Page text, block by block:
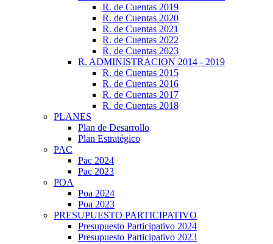
R. de Cuentas 2019
R. de Cuentas 2020
R. de Cuentas 2021
R. de Cuentas 2022
R. de Cuentas 2023
R. ADMINISTRACION 2014 - 2019
R. de Cuentas 2015
R. de Cuentas 2016
R. de Cuentas 2017
R. de Cuentas 2018
PLANES
Plan de Desarrollo
Plan Estratégico
PAC
Pac 2024
Pac 2023
POA
Poa 2024
Poa 2023
PRESUPUESTO PARTICIPATIVO
Presupuesto Participativo 2024
Presupuesto Participativo 2023